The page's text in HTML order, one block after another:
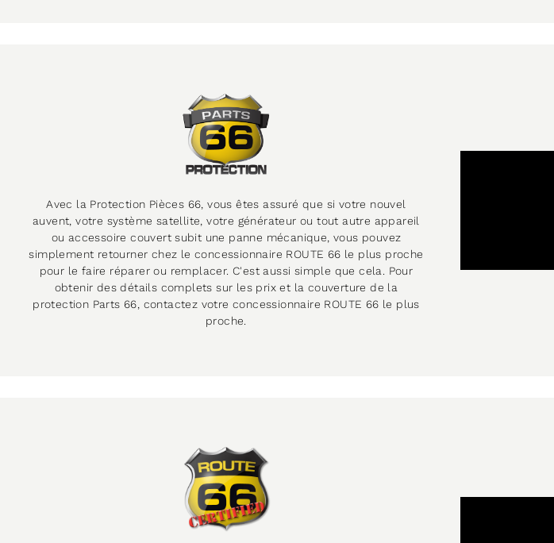
Avec la Protection Pièces 66, vous êtes assuré que si votre nouvel
auvent, votre système satellite, votre générateur ou tout autre appareil
ou accessoire couvert subit une panne mécanique, vous pouvez
simplement retourner chez le concessionnaire ROUTE 66 le plus proche
pour le faire réparer ou remplacer. C'est aussi simple que cela. Pour
obtenir des détails complets sur les prix et la couverture de la
protection Parts 66, contactez votre concessionnaire ROUTE 66 le plus
proche.